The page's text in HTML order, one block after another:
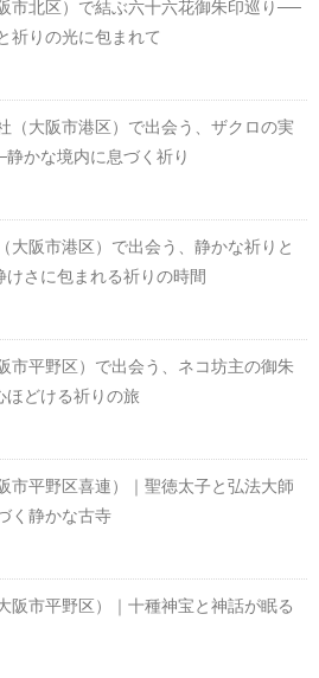
市北区）で結ぶ六十六花御朱印巡り──
祈りの光に包まれて
（大阪市港区）で出会う、ザクロの実
静かな境内に息づく祈り
大阪市港区）で出会う、静かな祈りと
さに包まれる祈りの時間
市平野区）で出会う、ネコ坊主の御朱
ほどける祈りの旅
市平野区喜連）｜聖徳太子と弘法大師
く静かな古寺
阪市平野区）｜十種神宝と神話が眠る